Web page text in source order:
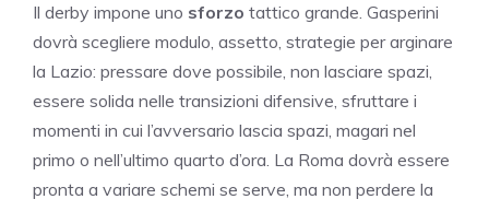
Il derby impone uno sforzo tattico grande. Gasperini
dovrà scegliere modulo, assetto, strategie per arginare
la Lazio: pressare dove possibile, non lasciare spazi,
essere solida nelle transizioni difensive, sfruttare i
momenti in cui l’avversario lascia spazi, magari nel
primo o nell’ultimo quarto d’ora. La Roma dovrà essere
pronta a variare schemi se serve, ma non perdere la